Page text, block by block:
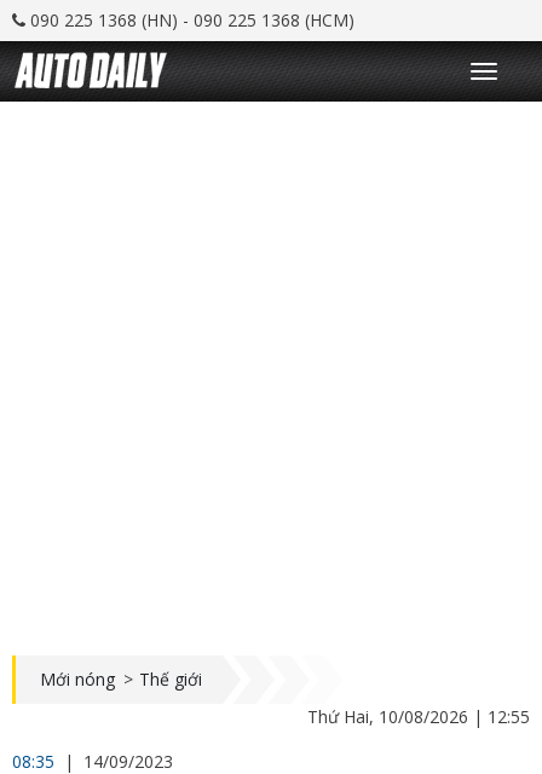
090 225 1368 (HN) - 090 225 1368 (HCM)
T
o
g
Mới nóng > Thế giới
Thứ Hai, 10/08/2026 | 12:55
08:35
| 14/09/2023